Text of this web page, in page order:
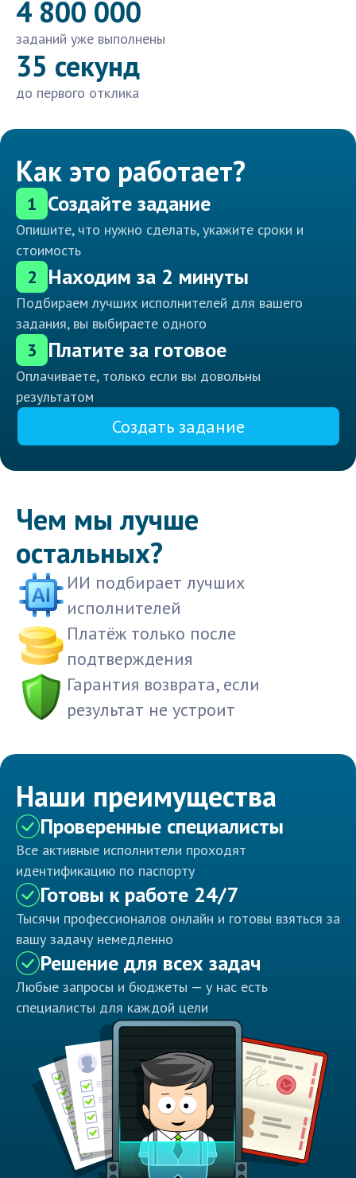
4 800 000
заданий уже выполнены
35 секунд
до первого отклика
Как это работает?
1 Создайте задание
Опишите, что нужно сделать, укажите сроки и
стоимость
2 Находим за 2 минуты
Подбираем лучших исполнителей для вашего
задания, вы выбираете одного
3 Платите за готовое
Оплачиваете, только если вы довольны
результатом
Создать задание
Чем мы лучше
остальных?
ИИ подбирает лучших
исполнителей
Платёж только после
подтверждения
Гарантия возврата, если
результат не устроит
Наши преимущества
Проверенные специалисты
Все активные исполнители проходят
идентификацию по паспорту
Готовы к работе 24/7
Тысячи профессионалов онлайн и готовы взяться за
вашу задачу немедленно
Решение для всех задач
Любые запросы и бюджеты — у нас есть
специалисты для каждой цели